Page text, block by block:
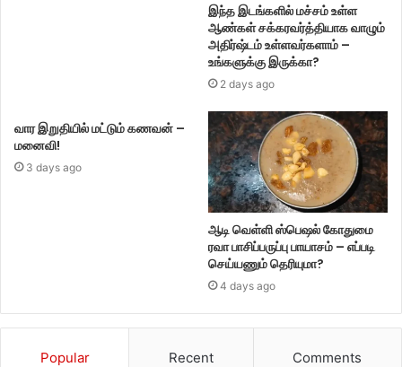
இந்த இடங்களில் மச்சம் உள்ள
ஆண்கள் சக்கரவர்த்தியாக வாழும்
அதிர்ஷ்டம் உள்ளவர்களாம் –
உங்களுக்கு இருக்கா?
2 days ago
வார இறுதியில் மட்டும் கணவன் –
மனைவி!
3 days ago
ஆடி வெள்ளி ஸ்பெஷல் கோதுமை
ரவா பாசிப்பருப்பு பாயாசம் – எப்படி
செய்யணும் தெரியுமா?
4 days ago
Popular Recent Comments